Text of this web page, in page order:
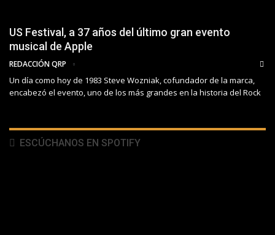
US Festival, a 37 años del último gran evento
musical de Apple
REDACCIÓN QRP
Un día como hoy de 1983 Steve Wozniak, cofundador de la marca,
encabezó el evento, uno de los más grandes en la historia del Rock
ESCÚCHANOS EN SPOTIFY